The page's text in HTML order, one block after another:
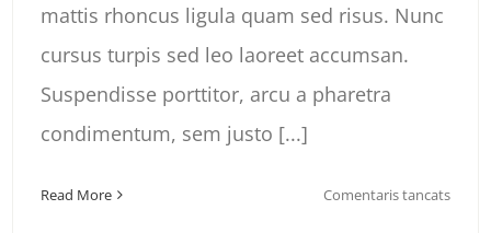
mattis rhoncus ligula quam sed risus. Nunc
cursus turpis sed leo laoreet accumsan.
Suspendisse porttitor, arcu a pharetra
condimentum, sem justo [...]
Read More Comentaris tancatsa